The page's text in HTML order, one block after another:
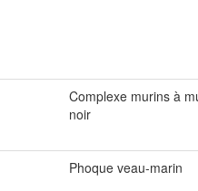
Complexe murins à
noir
Phoque veau-marin